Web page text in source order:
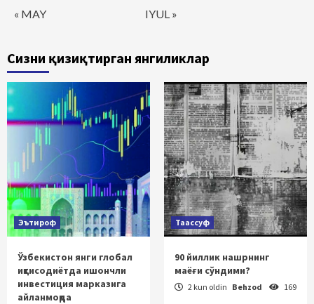
« MAY IYUL »
Сизни қизиқтирган янгиликлар
Эътироф
Ўзбекистон янги глобал
иқтисодиётда ишончли
инвестиция марказига
айланмоқда
Таассуф
90 йиллик нашрнинг
маёғи сўндими?
2 kun oldin Behzod 169